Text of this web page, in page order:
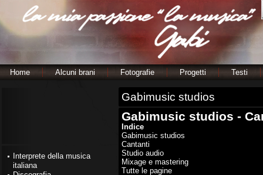
Home Alcuni brani Fotografie Progetti Testi
Interprete della musica
italiana
Gabimusic studios
Gabimusic studios -
Indice
Gabimusic studios
Cantanti
Studio audio
Mixage e mastering
Tutte le pagine